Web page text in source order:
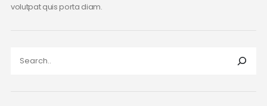
volutpat quis porta diam.